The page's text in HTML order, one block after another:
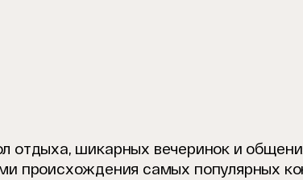
отдыха, шикарных вечеринок и
происхождения самых популярных